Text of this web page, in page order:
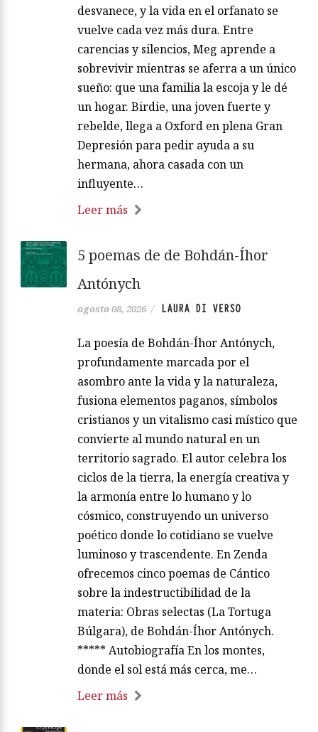
desvanece, y la vida en el orfanato se
vuelve cada vez más dura. Entre
carencias y silencios, Meg aprende a
sobrevivir mientras se aferra a un único
sueño: que una familia la escoja y le dé
un hogar. Birdie, una joven fuerte y
rebelde, llega a Oxford en plena Gran
Depresión para pedir ayuda a su
hermana, ahora casada con un
influyente…
Leer más
5 poemas de de Bohdán-Íhor
Antónych
agosto 08, 2026 / LAURA DI VERSO
La poesía de Bohdán-Íhor Antónych,
profundamente marcada por el
asombro ante la vida y la naturaleza,
fusiona elementos paganos, símbolos
cristianos y un vitalismo casi místico que
convierte al mundo natural en un
territorio sagrado. El autor celebra los
ciclos de la tierra, la energía creativa y
la armonía entre lo humano y lo
cósmico, construyendo un universo
poético donde lo cotidiano se vuelve
luminoso y trascendente. En Zenda
ofrecemos cinco poemas de Cántico
sobre la indestructibilidad de la
materia: Obras selectas (La Tortuga
Búlgara), de Bohdán-Íhor Antónych.
***** Autobiografía En los montes,
donde el sol está más cerca, me…
Leer más